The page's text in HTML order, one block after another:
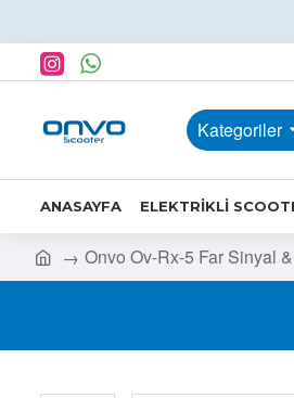
Kategoriler
ANASAYFA ELEKTRIKLI
Onvo Ov-Rx-5 Far Sinyal